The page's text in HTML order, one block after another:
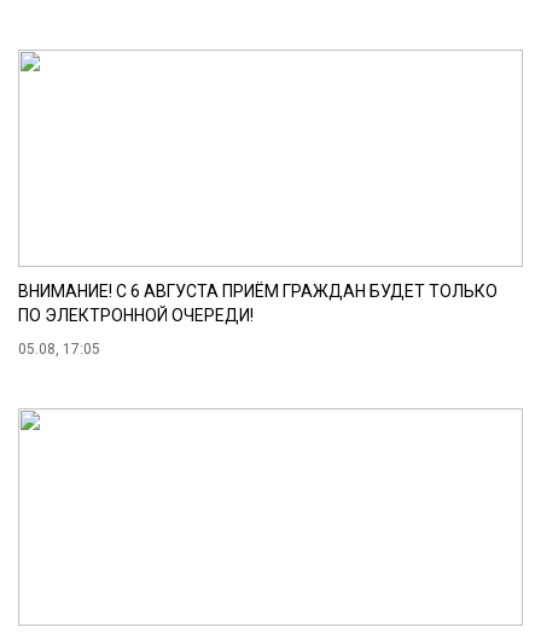
ВНИМАНИЕ! С 6 АВГУСТА ПРИЁМ ГРАЖДАН БУДЕТ ТОЛЬКО
ПО ЭЛЕКТРОННОЙ ОЧЕРЕДИ!
05.08, 17:05